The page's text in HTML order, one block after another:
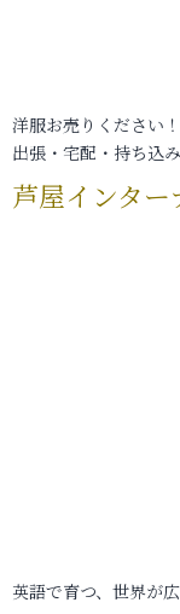
洋服お売りください
出張・宅配・持ち込
芦屋インタ
英語で育つ、世界が広